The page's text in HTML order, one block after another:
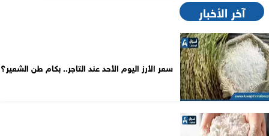
آخر الأخبار
سعر الأرز اليوم الأحد عند التاجر.. بكام طن الشعير؟